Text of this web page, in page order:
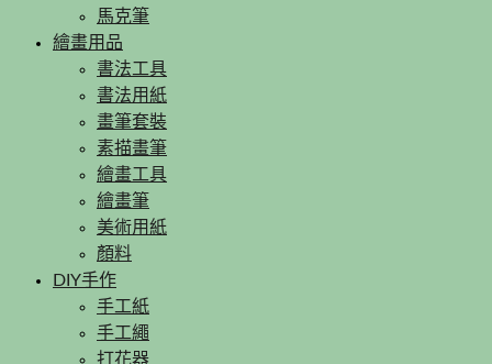
馬克筆
繪畫用品
書法工具
書法用紙
畫筆套裝
素描畫筆
繪畫工具
繪畫筆
美術用紙
顏料
DIY手作
手工紙
手工繩
打花器